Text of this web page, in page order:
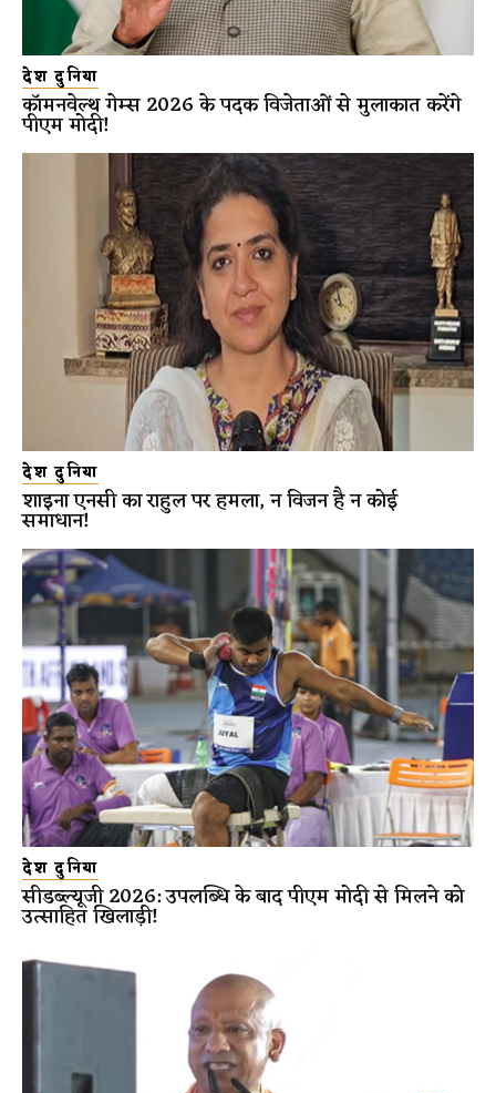
देश दुनिया
कॉमनवेल्थ गेम्स 2026 के पदक विजेताओं से मुलाकात करेंगे
पीएम मोदी!
देश दुनिया
शाइना एनसी का राहुल पर हमला, न विजन है न कोई
समाधान!
देश दुनिया
सीडब्ल्यूजी 2026: उपलब्धि के बाद पीएम मोदी से मिलने को
उत्साहित खिलाड़ी!